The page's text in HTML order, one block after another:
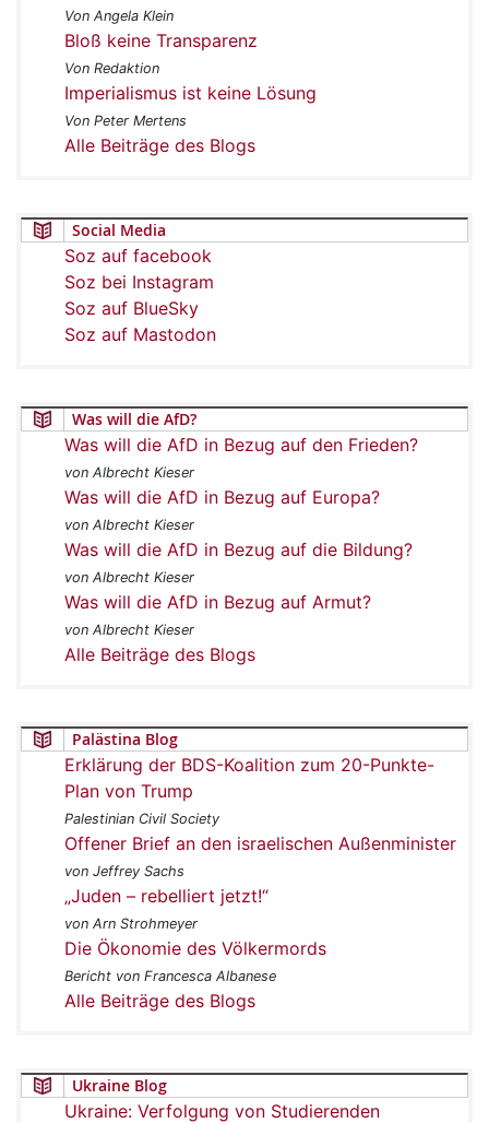
Von Angela Klein
Bloß keine Transparenz
Von Redaktion
Imperialismus ist keine Lösung
Von Peter Mertens
Alle Beiträge des Blogs
Social Media
Soz auf facebook
Soz bei Instagram
Soz auf BlueSky
Soz auf Mastodon
Was will die AfD?
Was will die AfD in Bezug auf den Frieden?
von Albrecht Kieser
Was will die AfD in Bezug auf Europa?
von Albrecht Kieser
Was will die AfD in Bezug auf die Bildung?
von Albrecht Kieser
Was will die AfD in Bezug auf Armut?
von Albrecht Kieser
Alle Beiträge des Blogs
Palästina Blog
Erklärung der BDS-Koalition zum 20-Punkte-
Plan von Trump
Palestinian Civil Society
Offener Brief an den israelischen Außenminister
von Jeffrey Sachs
„Juden – rebelliert jetzt!“
von Arn Strohmeyer
Die Ökonomie des Völkermords
Bericht von Francesca Albanese
Alle Beiträge des Blogs
Ukraine Blog
Ukraine: Verfolgung von Studierenden